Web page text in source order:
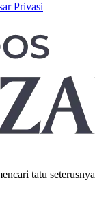
Privasi
tatu seterusnya